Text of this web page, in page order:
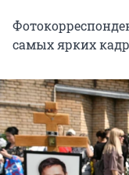
самых ярких